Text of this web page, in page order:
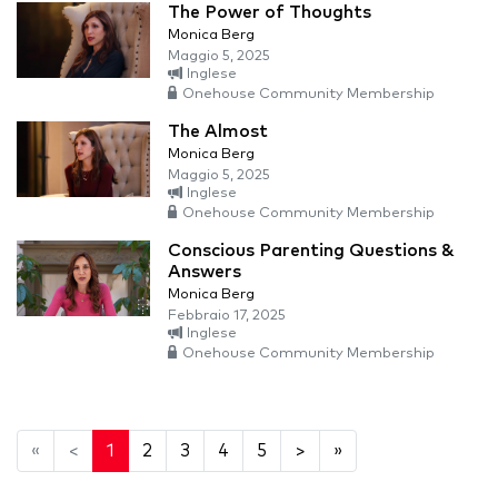
The Power of Thoughts
Monica Berg
Maggio 5, 2025
Inglese
Onehouse Community Membership
The Almost
Monica Berg
Maggio 5, 2025
Inglese
Onehouse Community Membership
Conscious Parenting Questions &
Answers
Monica Berg
Febbraio 17, 2025
Inglese
Onehouse Community Membership
« < 1 2 3 4 5 > »